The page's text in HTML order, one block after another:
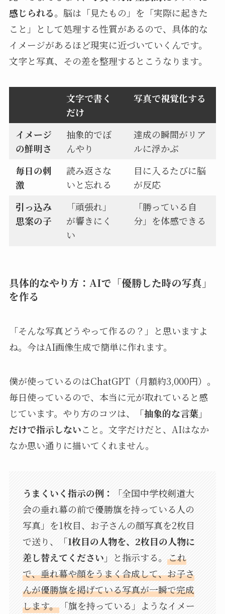
感じられる。脳は「見たもの」を「実際に起きた
こと」として処理する性質があるので、具体的な
イメージがあるほど現実に近づいていくんです。
文字と写真、その差を整理するとこうなります。
文字で書く
だけ
写真で視覚化する
イメージ
の鮮明さ
抽象的でぼ
んやり
達成の瞬間がリア
ルに浮かぶ
毎日の刺
激
読み返さな
いと忘れる
目に入るたびに脳
が反応
引っ込み
思案の子
「頑張れ」
が響きにく
い
「勝っている自
分」を体感できる
具体的なやり方：AIで「優勝した時の写真」
を作る
「そんな写真どうやって作るの？」と思いますよ
ね。今はAI画像生成で簡単に作れます。
僕が使っているのはChatGPT（月額約3,000円）。
毎日使っているので、本当に元が取れていると感
じています。やり方のコツは、
「抽象的な言葉」
だけで指示しないこと。文字だけだと、AIはなか
なか思い通りに描いてくれません。
うまくいく指示の例：
「全国中学校剣道大
会の垂れ幕の前で優勝旗を持っている人の
写真」を1枚目、お子さんの顔写真を2枚目
で送り、
「1枚目の人物を、2枚目の人物に
差し替えてください」
と指示する。 これ
で、垂れ幕や顔をうまく合成して、お子さ
んが優勝旗を掲げている写真が一瞬で完成
します。「旗を持っている」ようなイメー